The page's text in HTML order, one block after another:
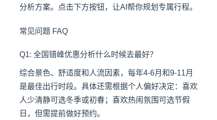
分析方案。点击下方按钮，让AI帮你规划专属行程。
常见问题 FAQ
Q1: 全国错峰优惠分析什么时候去最好？
综合景色、舒适度和人流因素，每年4-6月和9-11月
是最佳出行时段。具体还需根据个人偏好决定：喜欢
人少清静可选冬季或初春；喜欢热闹氛围可选节假
日，但需提前做好预约。